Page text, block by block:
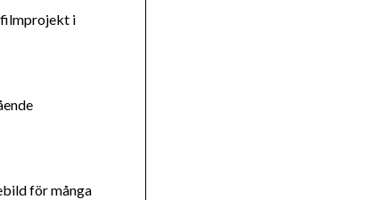
filmprojekt i
för många